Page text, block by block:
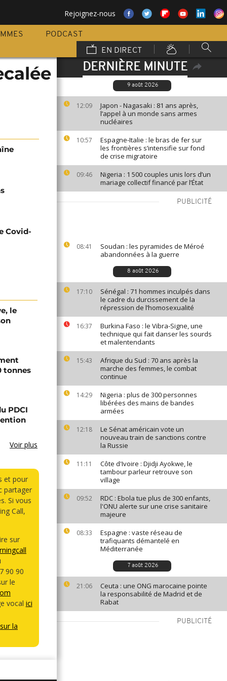
Rejoignez-nous
PODCAST
EN DIRECT
DERNIÈRE MINUTE
9 août 2026
12:09
Japon - Nagasaki : 81 ans après,
l’appel à un monde sans armes
nucléaires
10:57
Espagne-Italie : le bras de fer sur
les frontières s’intensifie sur fond
de crise migratoire
09:46
Nigeria : 1 500 couples unis lors d’un
mariage collectif financé par l’État
PUBLICITÉ
08:41
Soudan : les pyramides de Méroé
abandonnées à la guerre
8 août 2026
17:10
Sénégal : 71 hommes inculpés dans
le cadre du durcissement de la
répression de l’homosexualité
16:37
Burkina Faso : le Vibra-Signe, une
technique qui fait danser les sourds
et malentendants
15:43
Afrique du Sud : 70 ans après la
marche des femmes, le combat
continue
14:29
Nigeria : plus de 300 personnes
libérées des mains de bandes
armées
12:18
Le Sénat américain vote un
nouveau train de sanctions contre
la Russie
11:11
Côte d'Ivoire : Djidji Ayokwe, le
tambour parleur retrouve son
village
09:52
RDC : Ebola tue plus de 300 enfants,
l'ONU alerte sur une crise sanitaire
majeure
08:33
Espagne : vaste réseau de
trafiquants démantelé en
Méditerranée
7 août 2026
21:06
Ceuta : une ONG marocaine pointe
la responsabilité de Madrid et de
Rabat
PUBLICITÉ
Covid-
le
tonnes
PDCI
Voir plus
et pour
partager
Si vous
Call,
sur
90 90
le
vocal ici
la